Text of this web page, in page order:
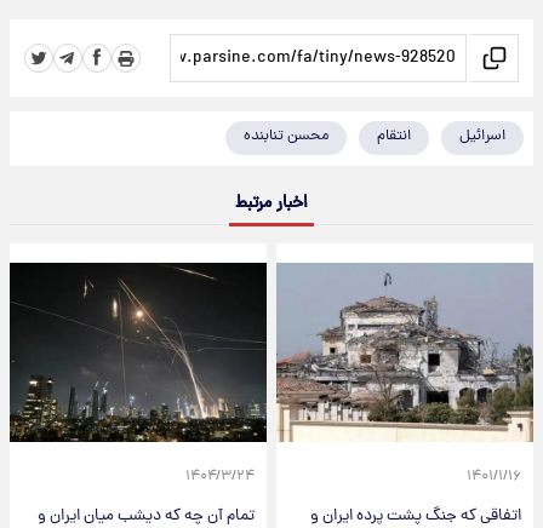
اسرائیل انتقام محسن تنابنده
اخبار مرتبط
۱۴۰۱/۱/۱۶
اتفاقی که جنگ پشت پرده ایران و
۱۴۰۴/۳/۲۴
تمام آن چه که دیشب میان ایران و